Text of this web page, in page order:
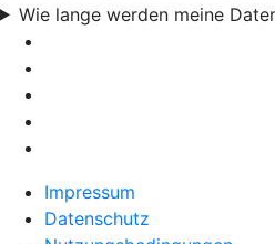
Wie lange werden meine
Impressum
Datenschutz